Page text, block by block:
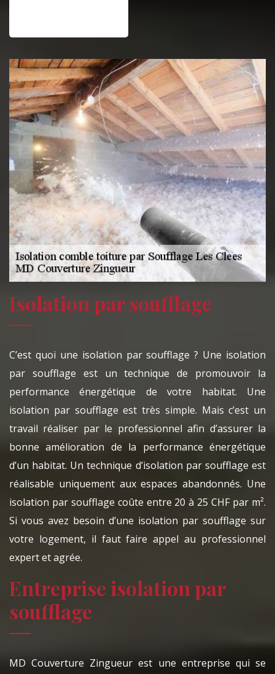
Isolation par soufflage
C’est quoi une isolation par soufflage ? Une isolation
par soufflage est un technique de promouvoir la
performance énergétique de votre habitat. Une
isolation par soufflage est très simple. Mais c’est un
travail réaliser par le professionnel afin d’assurer la
bonne amélioration de la performance énergétique
d’un habitat. Un technique d’isolation par soufflage est
réalisable uniquement aux espaces abandonnés. Une
isolation par soufflage coûte entre 20 à 25 CHF par m².
Si vous avez besoin d’une isolation par soufflage sur
votre logement, il faut faire appel au professionnel
expert et agrée.
Entreprise isolation par
soufflage
MD Couverture Zingueur est une entreprise qui se